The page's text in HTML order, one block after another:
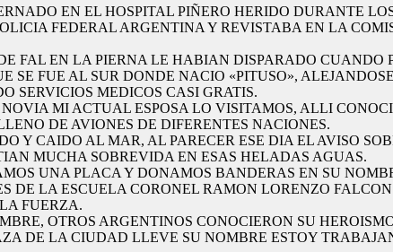
EN EL HOSPITAL PIÑERO HERIDO DURANTE
FEDERAL ARGENTINA Y REVISTABA EN LA
FAL EN LA PIERNA LE HABIAN DISPARADO CUANDO
SE FUE AL SUR DONDE NACIO «PITUSO»,
SERVICIOS MEDICOS CASI GRATIS.
MI ACTUAL ESPOSA LO VISITAMOS, ALLI
DE AVIONES DE DIFERENTES NACIONES.
Y CAIDO AL MAR, AL PARECER ESE DIA EL AVISO
MUCHA SOBREVIDA EN ESAS HELADAS AGUAS.
UNA PLACA Y DONAMOS BANDERAS EN SU
DE LA ESCUELA CORONEL RAMON LORENZO
FUERZA.
OTROS ARGENTINOS CONOCIERON SU
DE LA CIUDAD LLEVE SU NOMBRE ESTOY